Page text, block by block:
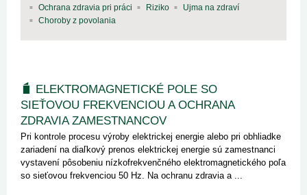
Ochrana zdravia pri práci
Riziko
Ujma na zdraví
Choroby z povolania
ELEKTROMAGNETICKÉ POLE SO
SIEŤOVOU FREKVENCIOU A OCHRANA
ZDRAVIA ZAMESTNANCOV
Pri kontrole procesu výroby elektrickej energie alebo pri obhliadke
zariadení na diaľkový prenos elektrickej energie sú zamestnanci
vystavení pôsobeniu nízkofrekvenčného elektromagnetického poľa
so sieťovou frekvenciou 50 Hz. Na ochranu zdravia a ...